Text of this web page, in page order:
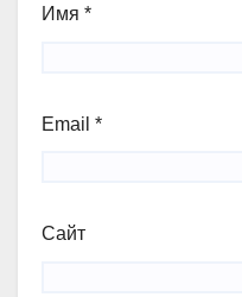
Имя *
Email *
Сайт